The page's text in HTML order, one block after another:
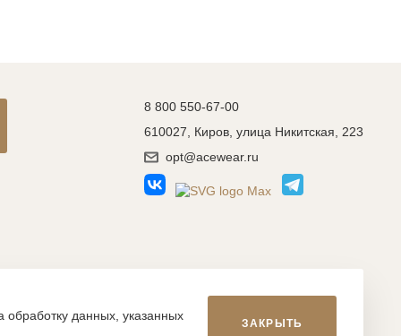
8 800 550-67-00
610027, Киров, улица Никитская, 223
opt@acewear.ru
обработку данных, указанных
ЗАКРЫТЬ